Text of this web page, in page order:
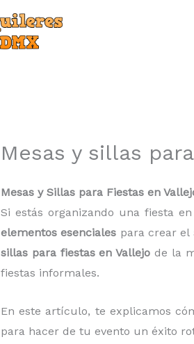
Mesas y sillas
Mesas y Sillas para Fiestas en
Si estás organizando una fiesta
elementos esenciales para crear el
sillas para fiestas en Vallejo de la
fiestas informales.
En este artículo, te explicamos
para hacer de tu evento un éxito